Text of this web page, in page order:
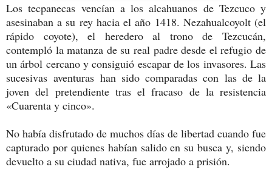
Los tecpanecas vencían a los alcahuanos de Tezcuco y
asesinaban a su rey hacia el año 1418. Nezahualcoyolt (el
rápido coyote), el heredero al trono de Tezcucán,
contempló la matanza de su real padre desde el refugio de
un árbol cercano y consiguió escapar de los invasores. Las
sucesivas aventuras han sido comparadas con las de la
joven del pretendiente tras el fracaso de la resistencia
«Cuarenta y cinco».
No había disfrutado de muchos días de libertad cuando fue
capturado por quienes habían salido en su busca y, siendo
devuelto a su ciudad nativa, fue arrojado a prisión.